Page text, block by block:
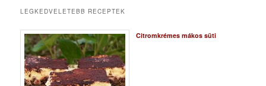
LEGKEDVELETEBB RECEPTEK
Citromkrémes mákos süti